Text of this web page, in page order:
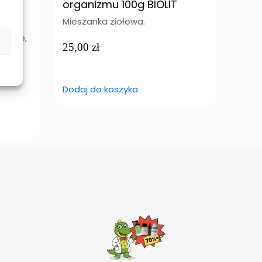
organizmu 100g BIOLIT
Mieszanka ziołowa.
25,00 zł
Dodaj do koszyka